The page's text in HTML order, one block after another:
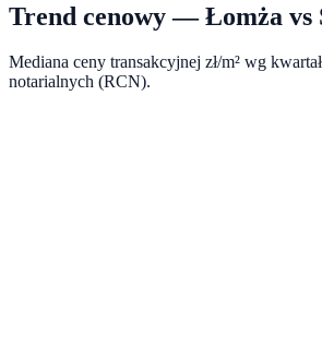
Trend cenowy —Łomża vs
Mediana ceny transakcyjnej zł/m² wg
notarialnych (RCN).